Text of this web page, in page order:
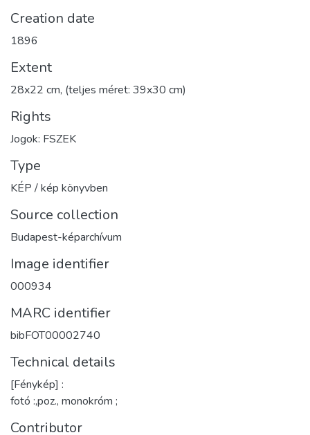
Creation date
1896
Extent
28x22 cm, (teljes méret: 39x30 cm)
Rights
Jogok: FSZEK
Type
KÉP / kép könyvben
Source collection
Budapest-képarchívum
Image identifier
000934
MARC identifier
bibFOT00002740
Technical details
[Fénykép] :
fotó :,poz., monokróm ;
Contributor